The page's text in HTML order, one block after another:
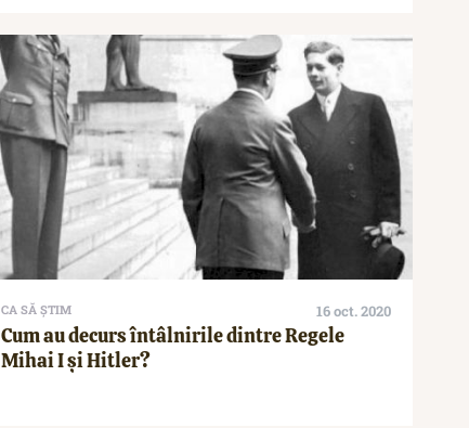
CA SĂ ȘTIM 16 oct. 2020
Cum au decurs întâlnirile dintre Regele
Mihai I și Hitler?